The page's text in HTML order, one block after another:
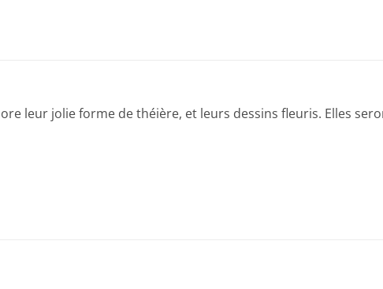
leur jolie forme de théière, et leurs dessins fleuris. Elles